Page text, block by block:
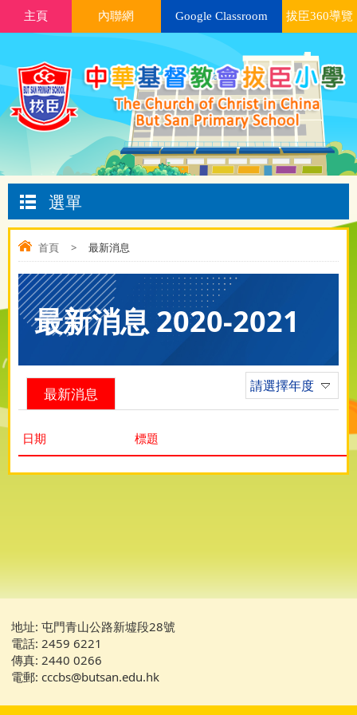
主頁 內聯網 Google Classroom 拔臣360導覽
選單
首頁 > 最新消息
最新消息 2020-2021
請選擇年度
最新消息
日期 標題
地址: 屯門青山公路新墟段28號
電話: 2459 6221
傳真: 2440 0266
電郵: cccbs@butsan.edu.hk